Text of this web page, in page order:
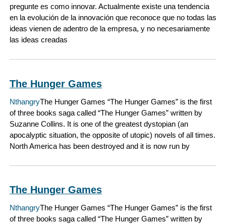
pregunte es como innovar. Actualmente existe una tendencia
en la evolución de la innovación que reconoce que no todas las
ideas vienen de adentro de la empresa, y no necesariamente
las ideas creadas
The Hunger Games
NthangryThe Hunger Games “The Hunger Games” is the first
of three books saga called “The Hunger Games” written by
Suzanne Collins. It is one of the greatest dystopian (an
apocalyptic situation, the opposite of utopic) novels of all times.
North America has been destroyed and it is now run by
The Hunger Games
NthangryThe Hunger Games “The Hunger Games” is the first
of three books saga called “The Hunger Games” written by